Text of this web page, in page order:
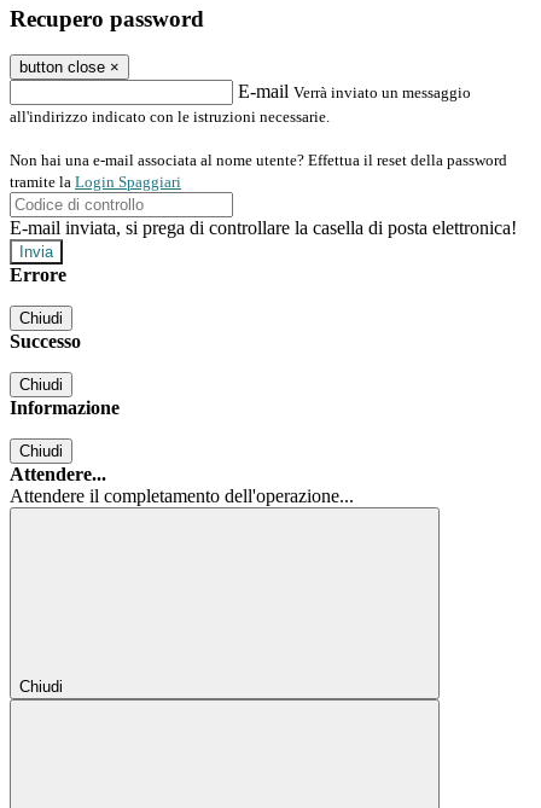
Recupero password
button close ×
E-mail Verrà inviato un messaggio
all'indirizzo indicato con le istruzioni necessarie.
Non hai una e-mail associata al nome utente? Effettua il reset della password
tramite la Login Spaggiari
E-mail inviata, si prega di controllare la casella di posta elettronica!
Errore
Chiudi
Successo
Chiudi
Informazione
Chiudi
Attendere...
Attendere il completamento dell'operazione...
Chiudi